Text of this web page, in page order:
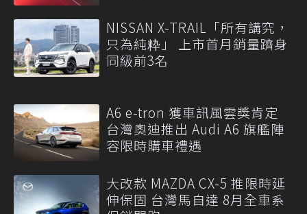
NISSAN X-TRAIL「所有講究，
只為純粋」 上市首月銷量躋身
同級前3名
A6 e-tron 獲車訊風雲獎肯定
台灣奧迪推出 Audi A6 旗艦陣
容限時購車禮遇
大改款 MAZDA CX-5 推限時延
伸保固 台灣馬自達 8月全車系